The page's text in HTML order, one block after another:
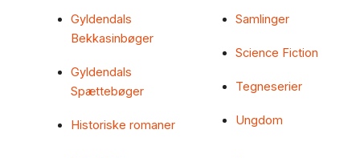
Gyldendals
Bekkasinbøger
Gyldendals
Spættebøger
Historiske romaner
Samlinger
Science Fiction
Tegneserier
Ungdom